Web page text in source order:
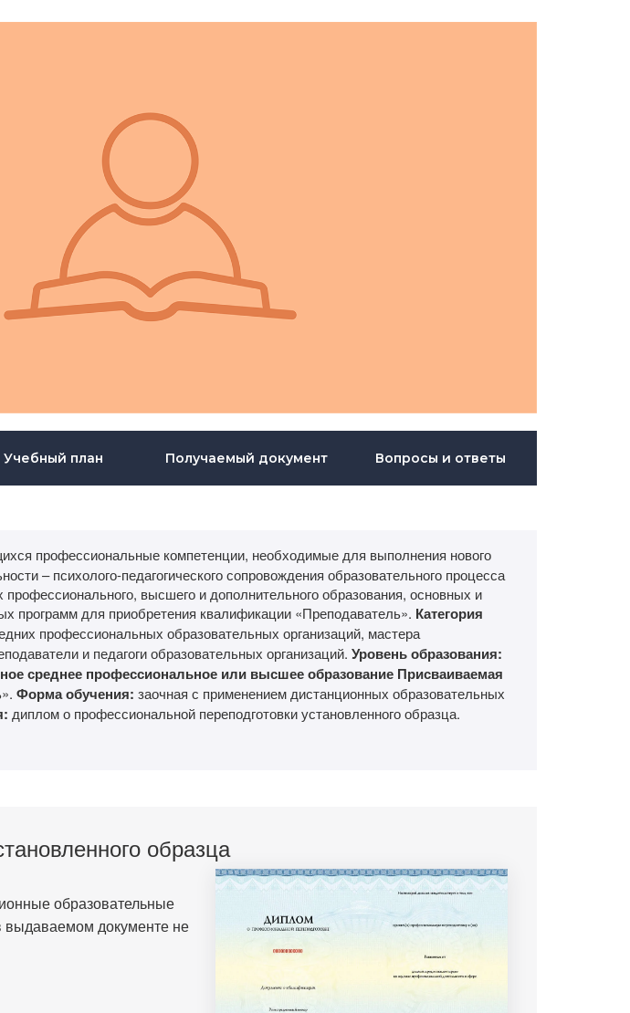
Учебный план Получаемый документ Вопросы и ответы
профессиональные компетенции, необходимые для выполнения нового
– психолого-педагогического сопровождения образовательного процесса
профессионального, высшего и дополнительного образования, основных и
программ для приобретения квалификации «Преподаватель». Категория
профессиональных образовательных организаций, мастера
и педагоги образовательных организаций. Уровень образования:
среднее профессиональное или высшее образование Присваиваемая
Форма обучения: заочная с применением дистанционных образовательных
диплом о профессиональной переподготовки установленного образца.
образца
образовательные
выдаваемом документе не